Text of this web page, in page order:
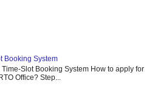
Booking System
Slot Booking System How to apply for
Office? Step...